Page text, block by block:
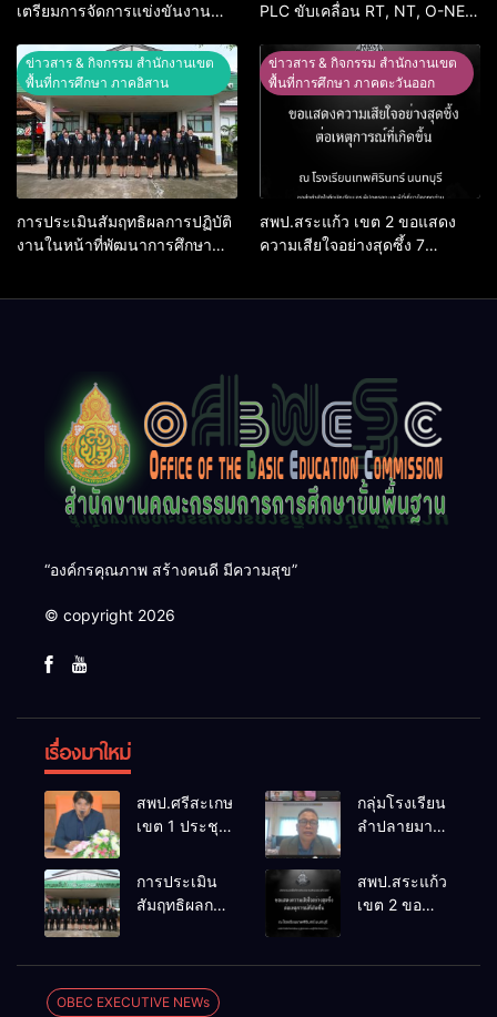
เตรียมการจัดการแข่งขันงาน
ปีการศึกษา 2569
PLC ขับเคลื่อน RT, NT, O-NET
ข่าวสาร & กิจกรรม สำนักงานเขต
พื้นที่การศึกษา ภาคอิสาน
การประเมินสัมฤทธิผลการปฏิบัติ
งานในหน้าที่พัฒนาการศึกษา
ข่าวสาร & กิจกรรม สำนักงานเขต
พื้นที่การศึกษา ภาคตะวันออก
สพป.สระแก้ว เขต 2 ขอแสดง
ความเสียใจอย่างสุดซึ้ง 7
“องค์กรคุณภาพ สร้างคนดี มีความสุข”
© copyright 2026
เรื่องมาใหม่
สพป.ศรีสะเกษ
เขต 1 ประชุม
จัดการ
แข่งขันงาน
ศิลปหัตถกรรม
74 ปีการ
ศึกษา 2569
กลุ่มโรงเรียน
ลำปลายมาศ
เคลื่อน RT,
NT, O-NET
การประเมิน
สัมฤทธิผลการ
ศึกษา
สพป.สระแก้ว
เขต 2 ขอ
OBEC EXECUTIVE NEWs